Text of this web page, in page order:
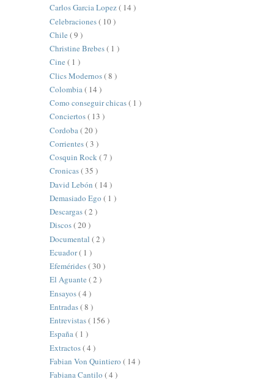
Carlos Garcia Lopez( 14 )
Celebraciones( 10 )
Chile ( 9 )
Christine Brebes( 1 )
Cine ( 1 )
Clics Modernos( 8 )
Colombia( 14 )
Como conseguir chicas( 1 )
Conciertos( 13 )
Cordoba ( 20 )
Corrientes( 3 )
Cosquin Rock( 7 )
Cronicas( 35 )
David Lebón ( 14 )
Demasiado Ego ( 1 )
Descargas( 2 )
Discos( 20 )
Documental ( 2 )
Ecuador( 1 )
Efemérides( 30 )
El Aguante ( 2 )
Ensayos( 4 )
Entradas( 8 )
Entrevistas( 156 )
España( 1 )
Extractos( 4 )
Fabian Von Quintiero ( 14 )
Fabiana Cantilo ( 4 )